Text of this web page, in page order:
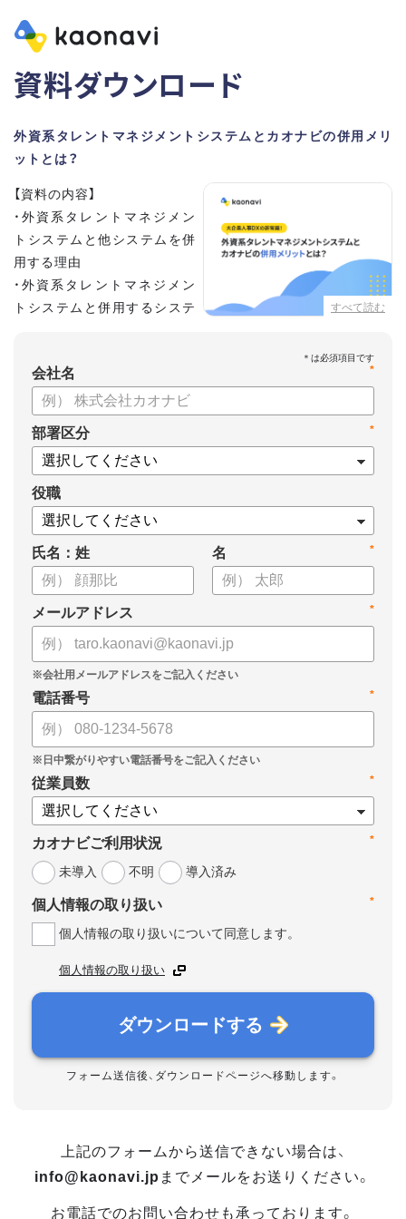
資料ダウンロード
外資系タレントマネジメントシステムとカオナビの併用メリ
ットとは？
すべて読む
【資料の内容】
・外資系タレントマネジメン
トシステムと他システムを併
用する理由
・外資系タレントマネジメン
トシステムと併用するシステ
・お客さまの声
*
会社名
*
部署区分
役職
氏名：姓 *
名
*
メールアドレス
*
電話番号
*
従業員数
*
カオナビご利用状況
未導入
不明 導入済み
*
個人情報の取り扱い
個人情報の取り扱いについて同意します。
個人情報の取り扱い
ダウンロードする
フォーム送信後、ダウンロードページへ移動します。
上記のフォームから送信できない場合は、
info@kaonavi.jp までメールをお送りください。
お電話でのお問い合わせも承っております。